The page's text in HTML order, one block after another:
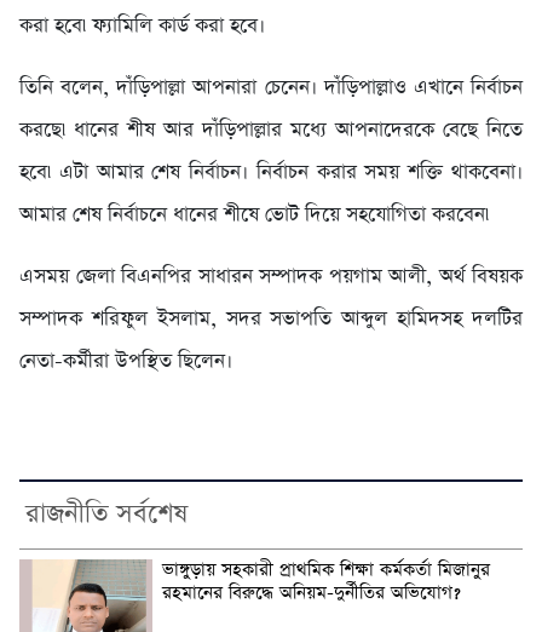
করা হবে৷ ফ্যামিলি কার্ড করা হবে।
তিনি বলেন, দাঁড়িপাল্লা আপনারা চেনেন। দাঁড়িপাল্লাও এখানে নির্বাচন
করছে৷ ধানের শীষ আর দাঁড়িপাল্লার মধ্যে আপনাদেরকে বেছে নিতে
হবে৷ এটা আমার শেষ নির্বাচন। নির্বাচন করার সময় শক্তি থাকবেনা।
আমার শেষ নির্বাচনে ধানের শীষে ভোট দিয়ে সহযোগিতা করবেন৷
এসময় জেলা বিএনপির সাধারন সম্পাদক পয়গাম আলী, অর্থ বিষয়ক
সম্পাদক শরিফুল ইসলাম, সদর সভাপতি আব্দুল হামিদসহ দলটির
নেতা-কর্মীরা উপস্থিত ছিলেন।
রাজনীতি সর্বশেষ
ভাঙ্গুড়ায় সহকারী প্রাথমিক শিক্ষা কর্মকর্তা মিজানুর
রহমানের বিরুদ্ধে অনিয়ম-দুর্নীতির অভিযোগ?